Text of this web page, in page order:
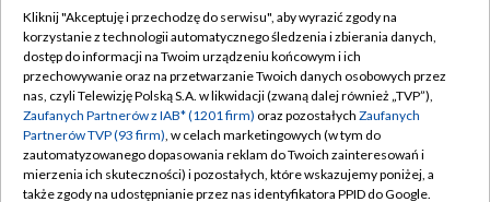
TVP
Abonament TVP
Emisja w TVP
Centrum informacji TVP
Naziemna Telewizja Cyfrowa
Regulamin TVP
Polityka prywatności
Moje zgody
Pomoc
Kliknij "Akceptuję i przechodzę do serwisu", aby wyrazić zgody na
korzystanie z technologii automatycznego śledzenia i zbierania danych,
dostęp do informacji na Twoim urządzeniu końcowym i ich
przechowywanie oraz na przetwarzanie Twoich danych osobowych przez
nas, czyli Telewizję Polską S.A. w likwidacji (zwaną dalej również „TVP”),
Zaufanych Partnerów z IAB* (1201 firm) oraz pozostałych Zaufanych
Partnerów TVP (93 firm), w celach marketingowych (w tym do
zautomatyzowanego dopasowania reklam do Twoich zainteresowań i
mierzenia ich skuteczności) i pozostałych, które wskazujemy poniżej, a
także zgody na udostępnianie przez nas identyfikatora PPID do Google.